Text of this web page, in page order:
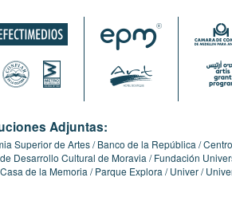
Adjuntas:
Superior de Artes Banco de la República
Desarrollo Cultural de Moravia
Fundación
de la Memoria
Parque Explora Univer